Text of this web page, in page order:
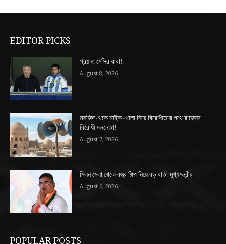
EDITOR PICKS
প্রয়াত মেসির বাবা!
August 8, 2026
মসজিদ থেকে মাইক খোলা নিয়ে বিরোধীতার পথে রাজ্যের
বিরোধী দলনেতা!
August 7, 2026
মিলন মেলা থেকে বস্ত্র শিল্প নিয়ে বড় বার্তা মুখ্যমন্ত্রীর
August 6, 2026
POPULAR POSTS